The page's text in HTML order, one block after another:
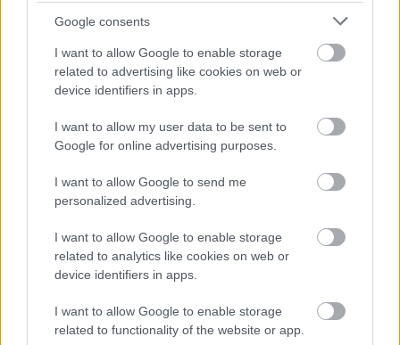
Google consents
I want to allow Google to enable storage
related to advertising like cookies on web or
device identifiers in apps.
I want to allow my user data to be sent to
Google for online advertising purposes.
I want to allow Google to send me
personalized advertising.
I want to allow Google to enable storage
related to analytics like cookies on web or
device identifiers in apps.
I want to allow Google to enable storage
related to functionality of the website or app.
hogy sérülése egyelőre korlátozza őt, és a
régebbi csomagot hatékonyabban tudja
használni jelenlegi állapotában.
„Az aerodinamika, az aerocsomag terén meg kell
találni, hogy melyik a legjobb az ember vezetési
stílusának, melyikkel teljesít jobban –
magyarázta. – Az egyik oka az aerodinamika
területén tett visszalépésünknek, hogy jelenleg
nem tudok ugyanúgy vezetni, mint tavaly. A
fizikailag megterhelőbbé tette a motort.